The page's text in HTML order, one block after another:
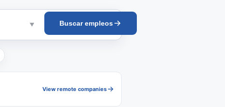
Buscar empleos
View remote companies